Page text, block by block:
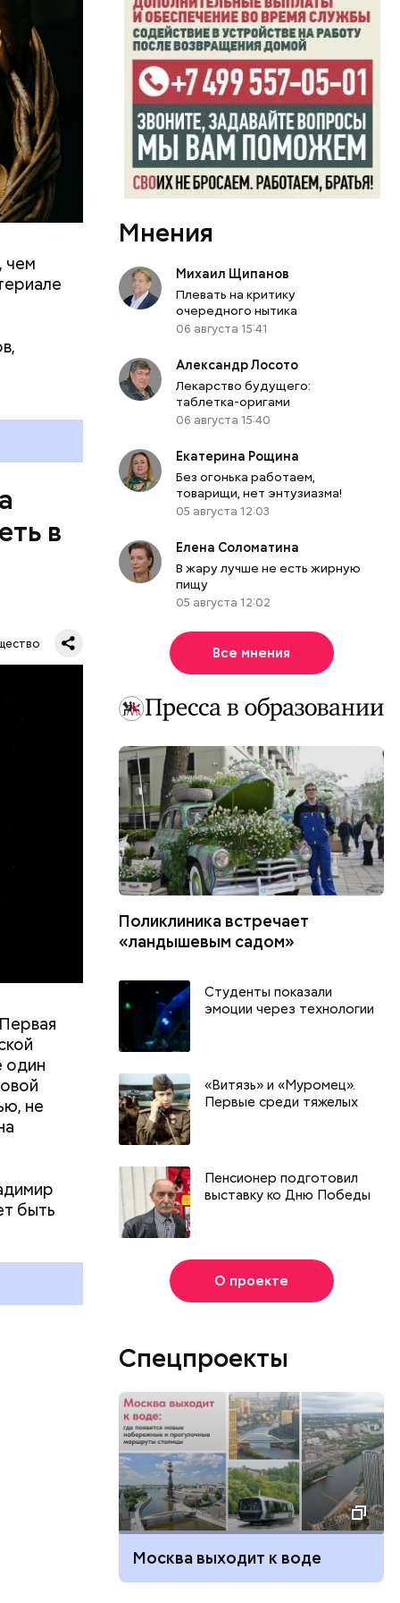
День арбуза и День поцелуев
с зеркалом: какие праздники
отмечают в России и мире 3
августа
День
отмечают в
августа
чем
в
один
не
быть
метров.
Мнения
Михаил Щипанов
Плевать на критику
очередного нытика
06 августа 15:41
Александр Лосото
Лекарство будущего:
таблетка-оригами
06 августа 15:40
Екатерина Рощина
Без огонька работаем,
товарищи, нет энтузиазма!
05 августа 12:03
Елена Соломатина
В жару лучше не есть жирную
пищу
05 августа 12:02
Все мнения
Поликлиника встречает
«ландышевым садом»
Студенты показали
эмоции через технологии
«Витязь» и «Муромец».
Первые среди тяжелых
Пенсионер подготовил
выставку ко Дню Победы
О проекте
Спецпроекты
Москва выходит к воде